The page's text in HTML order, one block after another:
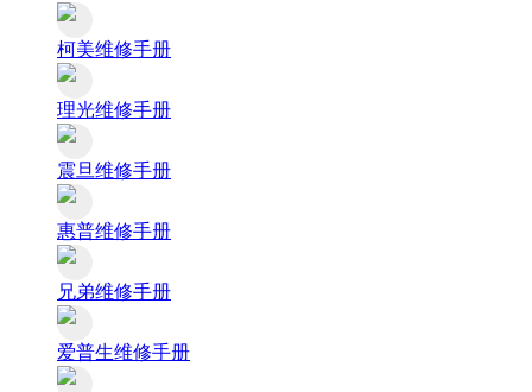
柯美维修手册
理光维修手册
震旦维修手册
惠普维修手册
兄弟维修手册
爱普生维修手册